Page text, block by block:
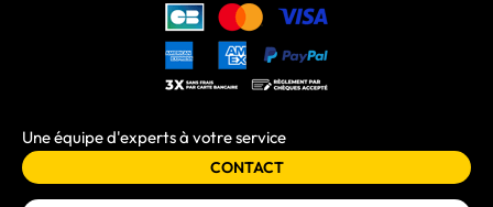
Une équipe d'experts à votre service
CONTACT